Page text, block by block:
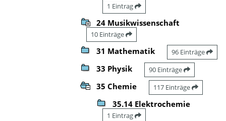
1 Eintrag
24 Musikwissenschaft
10 Einträge
31 Mathematik 96 Einträge
33 Physik 90 Einträge
35 Chemie 117 Einträge
35.14 Elektrochemie
1 Eintrag